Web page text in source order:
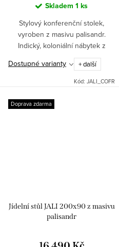
Skladem 1 ks
Stylový konferenční stolek,
vyroben z masivu palisandr.
Indický, koloniální nábytek z
masívního dřeva palisandr.
Dostupné varianty + další
Kód: JALI_COFR
Doprava zdarma
Jídelní stůl JALI 200x90 z masivu
palisandr